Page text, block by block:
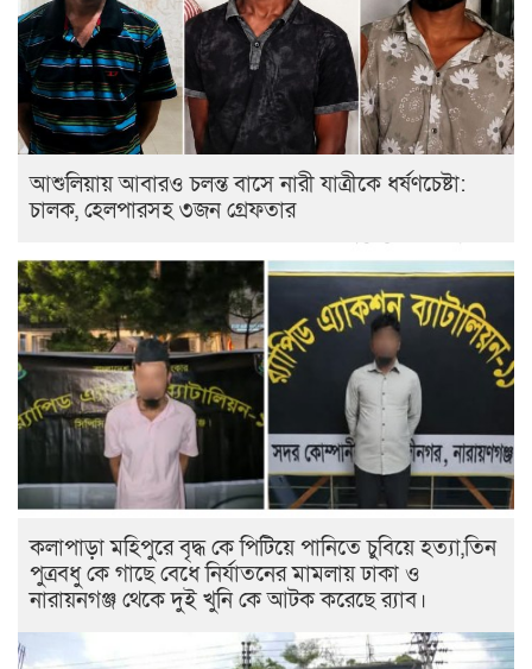
আশুলিয়ায় আবারও চলন্ত বাসে নারী যাত্রীকে ধর্ষণচেষ্টা:
চালক, হেলপারসহ ৩জন গ্রেফতার
কলাপাড়া মহিপুরে বৃদ্ধ কে পিটিয়ে পানিতে চুবিয়ে হত্যা,তিন
পুত্রবধু কে গাছে বেধে নির্যাতনের মামলায় ঢাকা ও
নারায়নগঞ্জ থেকে দুই খুনি কে আটক করেছে র‍্যাব।